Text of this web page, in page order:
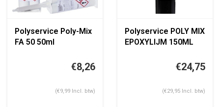
Polyservice Poly-Mix
FA 50 50ml
€8,26
(€9,99 Incl. btw)
Polyservice POLY MIX
EPOXYLIJM 150ML
€24,75
(€29,95 Incl. btw)